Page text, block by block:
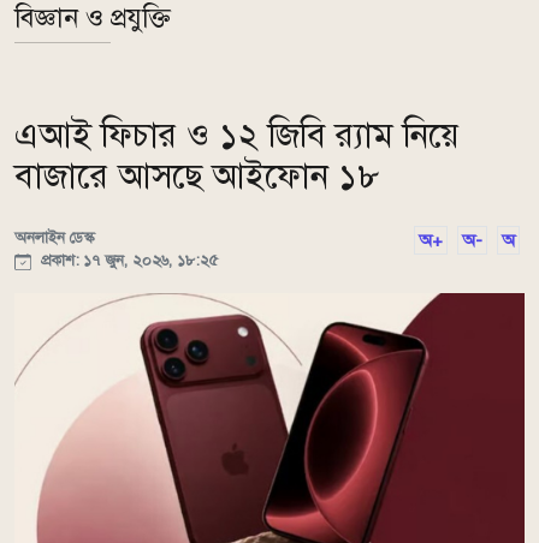
বিজ্ঞান ও প্রযুক্তি
এআই ফিচার ও ১২ জিবি র‍্যাম নিয়ে
বাজারে আসছে আইফোন ১৮
অনলাইন ডেস্ক
প্রকাশ: ১৭ জুন, ২০২৬, ১৮:২৫
অ+ অ- অ